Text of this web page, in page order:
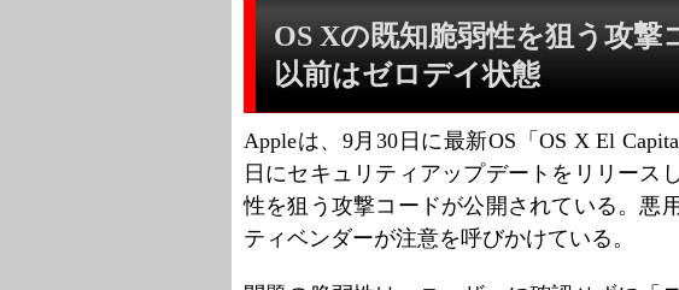
OS Xの既知脆弱性を狙う攻撃
以前はゼロデイ状態
Appleは、9月30日に最新OS「OS X El
日にセキュリティアップデートをリリース
性を狙う攻撃コードが公開されている。悪
ティベンダーが注意を呼びかけている。